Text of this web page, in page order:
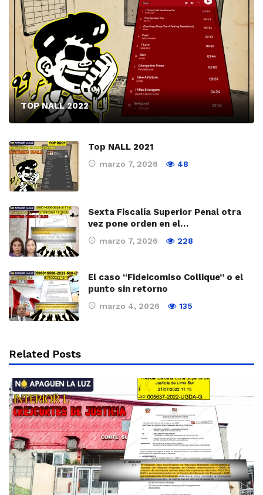
TOP NALL 2022
Top NALL 2021
marzo 7, 2026 48
Sexta Fiscalía Superior Penal otra
vez pone orden en el…
marzo 7, 2026 228
El caso “Fideicomiso Collique” o el
punto sin retorno
marzo 4, 2026 135
Related Posts